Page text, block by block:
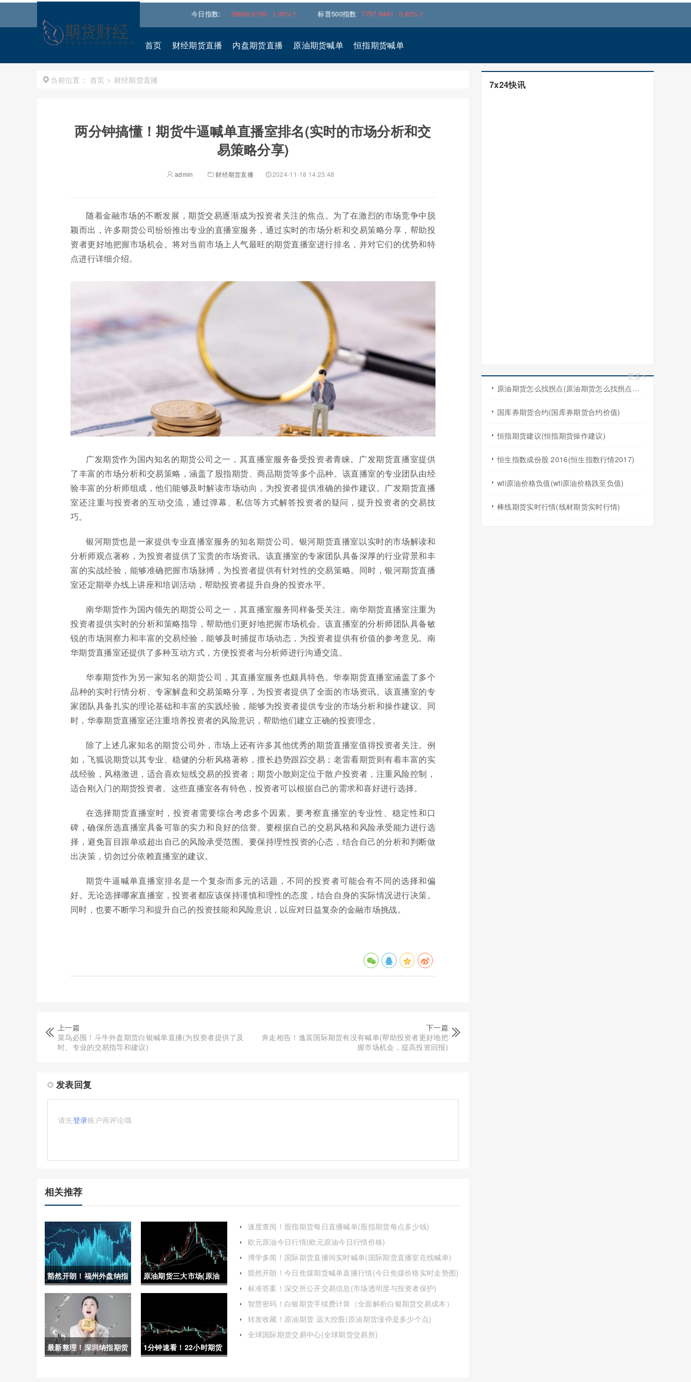
今日指数:
纳斯达克 26690.6150 1.30%↑ 标普500指数 7757.6401 0.62%↑
首页 财经期货直播 内盘期货直播 原油期货喊单 恒指期货喊单
当前位置： 首页 > 财经期货直播
两分钟搞懂！期货牛逼喊单直播室排名(实时的市场分析和交
易策略分享)
admin 财经期货直播 2024-11-18 14:23:48
随着金融市场的不断发展，期货交易逐渐成为投资者关注的焦点。为了在激烈的市场竞争中脱
颖而出，许多期货公司纷纷推出专业的直播室服务，通过实时的市场分析和交易策略分享，帮助投
资者更好地把握市场机会。将对当前市场上人气最旺的期货直播室进行排名，并对它们的优势和特
点进行详细介绍。
广发期货作为国内知名的期货公司之一，其直播室服务备受投资者青睐。广发期货直播室提供
了丰富的市场分析和交易策略，涵盖了股指期货、商品期货等多个品种。该直播室的专业团队由经
验丰富的分析师组成，他们能够及时解读市场动向，为投资者提供准确的操作建议。广发期货直播
室还注重与投资者的互动交流，通过弹幕、私信等方式解答投资者的疑问，提升投资者的交易技
巧。
银河期货也是一家提供专业直播室服务的知名期货公司。银河期货直播室以实时的市场解读和
分析师观点著称，为投资者提供了宝贵的市场资讯。该直播室的专家团队具备深厚的行业背景和丰
富的实战经验，能够准确把握市场脉搏，为投资者提供有针对性的交易策略。同时，银河期货直播
室还定期举办线上讲座和培训活动，帮助投资者提升自身的投资水平。
南华期货作为国内领先的期货公司之一，其直播室服务同样备受关注。南华期货直播室注重为
投资者提供实时的分析和策略指导，帮助他们更好地把握市场机会。该直播室的分析师团队具备敏
锐的市场洞察力和丰富的交易经验，能够及时捕捉市场动态，为投资者提供有价值的参考意见。南
华期货直播室还提供了多种互动方式，方便投资者与分析师进行沟通交流。
华泰期货作为另一家知名的期货公司，其直播室服务也颇具特色。华泰期货直播室涵盖了多个
品种的实时行情分析、专家解盘和交易策略分享，为投资者提供了全面的市场资讯。该直播室的专
家团队具备扎实的理论基础和丰富的实践经验，能够为投资者提供专业的市场分析和操作建议。同
时，华泰期货直播室还注重培养投资者的风险意识，帮助他们建立正确的投资理念。
除了上述几家知名的期货公司外，市场上还有许多其他优秀的期货直播室值得投资者关注。例
如，飞狐说期货以其专业、稳健的分析风格著称，擅长趋势跟踪交易；老雷看期货则有着丰富的实
战经验，风格激进，适合喜欢短线交易的投资者；期货小散则定位于散户投资者，注重风险控制，
适合刚入门的期货投资者。这些直播室各有特色，投资者可以根据自己的需求和喜好进行选择。
在选择期货直播室时，投资者需要综合考虑多个因素。要考察直播室的专业性、稳定性和口
碑，确保所选直播室具备可靠的实力和良好的信誉。要根据自己的交易风格和风险承受能力进行选
择，避免盲目跟单或超出自己的风险承受范围。要保持理性投资的心态，结合自己的分析和判断做
出决策，切勿过分依赖直播室的建议。
期货牛逼喊单直播室排名是一个复杂而多元的话题，不同的投资者可能会有不同的选择和偏
好。无论选择哪家直播室，投资者都应该保持谨慎和理性的态度，结合自身的实际情况进行决策。
同时，也要不断学习和提升自己的投资技能和风险意识，以应对日益复杂的金融市场挑战。
上一篇
菜鸟必囤！斗牛外盘期货白银喊单直播(为投资者提供了及
时、专业的交易指导和建议)
下一篇
奔走相告！逸富国际期货有没有喊单(帮助投资者更好地把
握市场机会，提高投资回报)
发表回复
请先登录账户再评论哦
相关推荐
豁然开朗！福州外盘纳指
期货手续费(外盘期货
sina)
原油期货三大市场(原油
期货三大市场是什么)
最新整理！深圳纳指期货
1分钟速看！22小时期货
速度查阅！股指期货每日直播喊单(股指期货每点多少钱)
欧元原油今日行情(欧元原油今日行情价格)
博学多闻！国际期货直播间实时喊单(国际期货直播室在线喊单)
豁然开朗！今日焦煤期货喊单直播行情(今日焦煤价格实时走势图)
标准答案！深交所公开交易信息(市场透明度与投资者保护)
智慧密码！白银期货手续费计算（全面解析白银期货交易成本）
转发收藏！原油期货 远大控股(原油期货涨停是多少个点)
全球国际期货交易中心(全球期货交易所)
7x24快讯
更多>
原油期货怎么找拐点(原油期货怎么找拐点交易)
国库券期货合约(国库券期货合约价值)
恒指期货建议(恒指期货操作建议)
恒生指数成份股 2016(恒生指数行情2017)
wti原油价格负值(wti原油价格跌至负值)
棒线期货实时行情(线材期货实时行情)